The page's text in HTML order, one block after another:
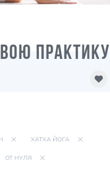
ПРАКТИКУ
ХАТХА ЙОГА
ОТ НУЛЯ